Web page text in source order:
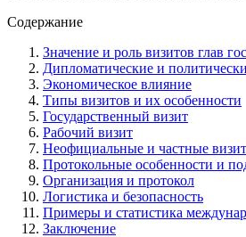
Содержание
Значение и роль визитов глав
Дипломатические и
Экономическое влияние
Типы визитов и их особенности
Государственный визит
Рабочий визит
Неофициальные и частные
Протокольные особенности и
Организация и протокол
Логистика и безопасность
Примеры и статистика
Заключение